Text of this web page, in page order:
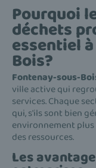
Pourquoi
déchets
essentiel
Bois?
Fontenay-sous-
ville active qui
services. Chaque
qui, s'ils sont bien
environnement
des ressources.
Les